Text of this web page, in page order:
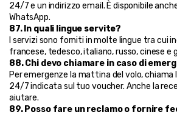
24/7 e un indirizzo email. È disponibile
WhatsApp.
87. In quali lingue servite?
I servizi sono forniti in molte lingue tra cui
francese, tedesco, italiano, russo, cinese e
88. Chi devo chiamare in caso di
Per emergenze la mattina del volo, chiama
24/7 indicata sul tuo voucher. Anche la
aiutare.
89. Posso fare un reclamo o fornire